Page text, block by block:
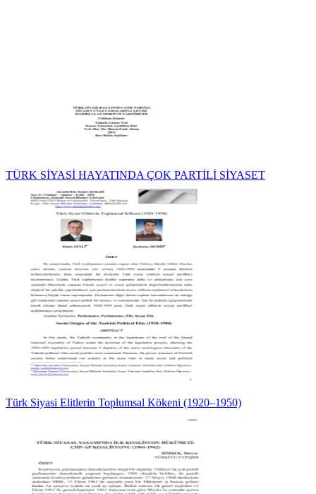
TÜRK SİYASİ HAYATINDA ÇOK PARTİLİ SİYASET
Türk Siyasi Elitlerin Toplumsal Kökeni (1920–1950)